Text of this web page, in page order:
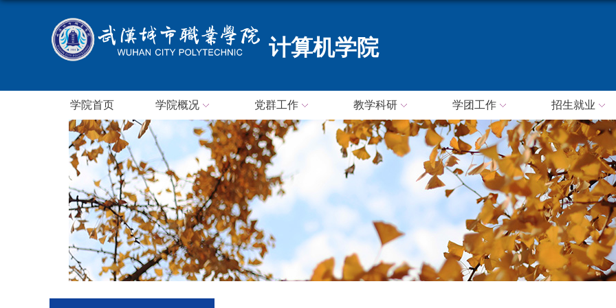
计算机学院
学院首页 学院概况 党群工作 教学科研 学团工作 招生就业